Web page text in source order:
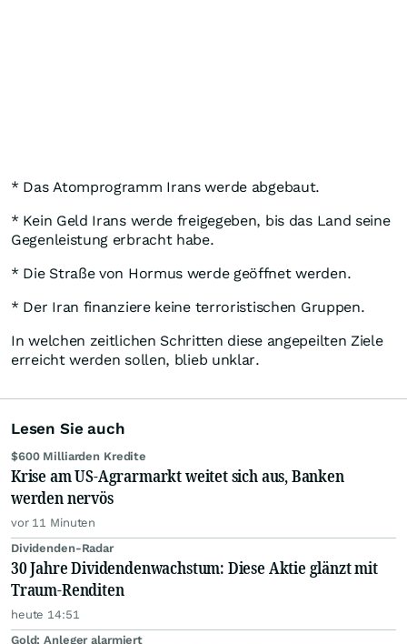
* Das Atomprogramm Irans werde abgebaut.
* Kein Geld Irans werde freigegeben, bis das Land seine
Gegenleistung erbracht habe.
* Die Straße von Hormus werde geöffnet werden.
* Der Iran finanziere keine terroristischen Gruppen.
In welchen zeitlichen Schritten diese angepeilten Ziele
erreicht werden sollen, blieb unklar.
Lesen Sie auch
$600 Milliarden Kredite
Krise am US-Agrarmarkt weitet sich aus, Banken
werden nervös
vor 11 Minuten
Dividenden-Radar
30 Jahre Dividendenwachstum: Diese Aktie glänzt mit
Traum-Renditen
heute 14:51
Gold: Anleger alarmiert